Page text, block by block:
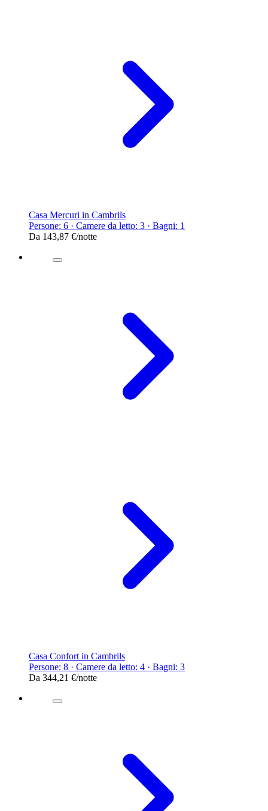
Casa Mercuri in Cambrils
Persone: 6 · Camere da letto: 3 · Bagni: 1
Da 143,87 €/notte
Casa Confort in Cambrils
Persone: 8 · Camere da letto: 4 · Bagni: 3
Da 344,21 €/notte